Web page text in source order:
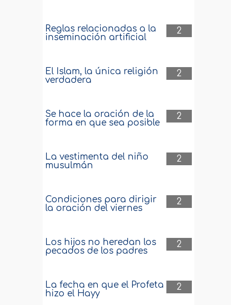
2
Reglas relacionadas a la
inseminación artificial
2
El Islam, la única religión
verdadera
2
Se hace la oración de la
forma en que sea posible
2
La vestimenta del niño
musulmán
2
Condiciones para dirigir
la oración del viernes
2
Los hijos no heredan los
pecados de los padres
2
La fecha en que el Profeta
hizo el Hayy